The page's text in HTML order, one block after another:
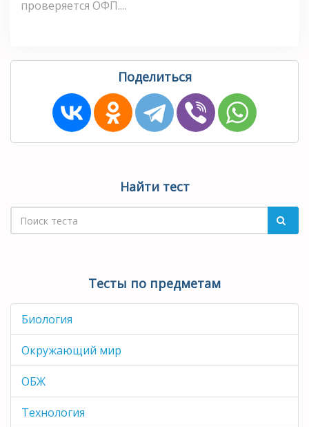
проверяется ОФП....
Поделиться
Найти тест
Тесты по предметам
Биология
Окружающий мир
ОБЖ
Технология